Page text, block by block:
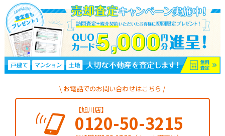
お電話でのお問い合わせはこちら
【旭川店】
0120-50-3215